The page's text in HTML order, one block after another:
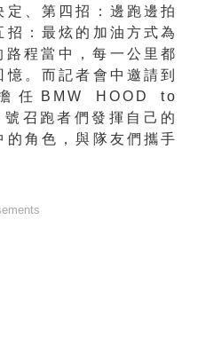
、第四招：邊跑邊拍
：最炫的加油方式為
程當中，每一公里都
。而記者會中邀請到
任BMW HOOD to
召跑者們發揮自己的
角色，與隊友們攜手